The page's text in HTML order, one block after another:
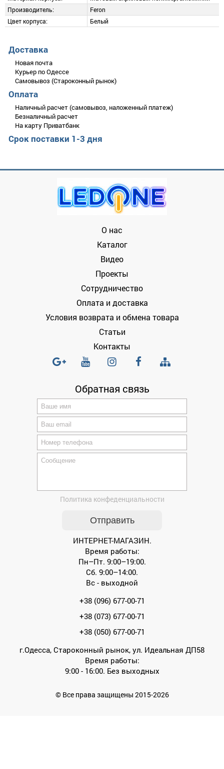
Доставка
Новая почта
Курьер по Одессе
Самовывоз (Староконный рынок)
Оплата
Наличный расчет (самовывоз, наложенный платеж)
Безналичный расчет
На карту Приватбанк
Срок поставки 1-3 дня
Производитель:
Feron
Цвет корпуса:
Белый
Накладной cветодиодний светильник Feron AL543 может
используется в качестве как основного, так акцентного
освещения в сфере интерьерной подсветки жилых, торговых
и административных помещений, кафе и ресторанов,
выставочных залов, галерей и др. Светильник имеет
стильный и лаконичный дизайн с обрамлением основы
светильника из матового акрилового полимера, который
создает эффект мягкого декоративного свечение при
включенном светильнике.
Оцените товар
О нас
Каталог
Видео
Проекты
Сотрудничество
Оплата и доставка
Условия возврата и обмена товара
Статьи
Контакты
Обратная связь
Политика конфеденциальности
ИНТЕРНЕТ-МАГАЗИН.
Время работы:
Пн–Пт. 9:00–19:00.
Сб. 9:00–14:00.
Вс - выходной
+38 (096) 677-00-71
+38 (073) 677-00-71
+38 (050) 677-00-71
г.Одесса, Староконный рынок, ул. Идеальная ДП58
Время работы:
9:00 - 16:00. Без выходных
© Все права защищены 2015-2026